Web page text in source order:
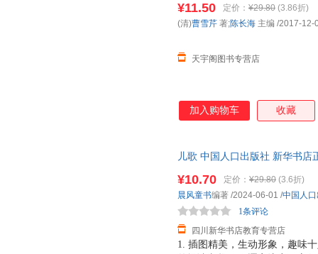
¥11.50 定价： ¥29.80 (3.86折)
天宇阁图书专营店
(清)曹雪芹 著;陈长海 主编 /2017-12-
加入购物车 收藏
儿歌 中国人口出版社 新华书店
1. 插图精美，生动形象，趣味
¥10.70 定价： ¥29.80 (3.6折)
四川新华书店教育专营店
1条评论
晨风童书编著 /2024-06-01 /中国人